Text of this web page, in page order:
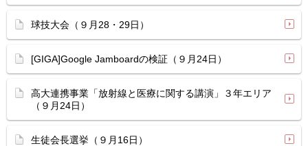
球技大会（９月28・29日）
[GIGA]Google Jamboardの検証（９月24日）
高大連携事業「放射線と医療に関する講演」３年エリア
（９月24日）
生徒会長選挙（９月16日）